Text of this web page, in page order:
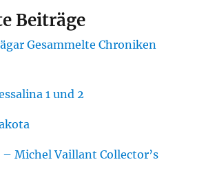
Beiträge
Gesammelte Chroniken
1 und 2
– Michel Vaillant Collector’s